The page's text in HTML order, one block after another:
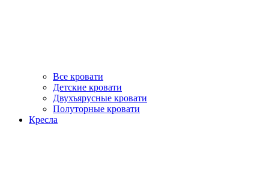
Все кровати
Детские кровати
Двухъярусные кровати
Полуторные кровати
Кресла